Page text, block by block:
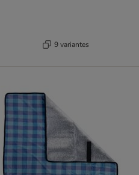
9 variantes